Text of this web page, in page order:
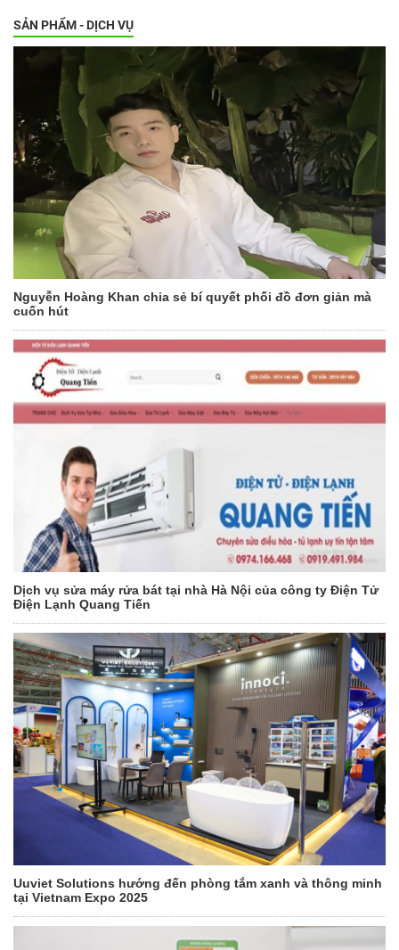
SẢN PHẨM - DỊCH VỤ
Nguyễn Hoàng Khan chia sẻ bí quyết phối đồ đơn giản mà
cuốn hút
Dịch vụ sửa máy rửa bát tại nhà Hà Nội của công ty Điện Tử
Điện Lạnh Quang Tiến
Uuviet Solutions hướng đến phòng tắm xanh và thông minh
tại Vietnam Expo 2025